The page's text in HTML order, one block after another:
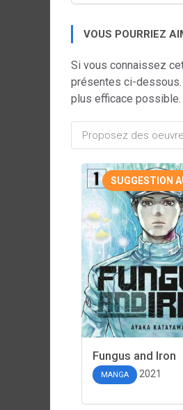
VOUS POURRIEZ
Si vous connaissez
présentes ci-
plus efficace possible.
SUGGESTION
Fungus and Iron
MANGA 2021